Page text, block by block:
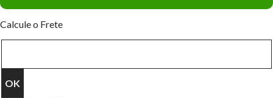
Calcule o Frete